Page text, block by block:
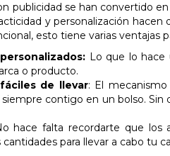
publicidad se han convertido
y personalización
esto tiene varias ventajas
Lo que lo
o producto.
de llevar: El
contigo en un bolso.
hace falta recordarte que los
para llevar a cabo tu